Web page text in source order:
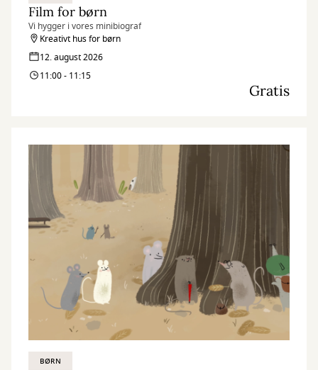
Film for børn
Vi hygger i vores minibiograf
Kreativt hus for børn
12. august 2026
11:00 - 11:15
Gratis
BØRN